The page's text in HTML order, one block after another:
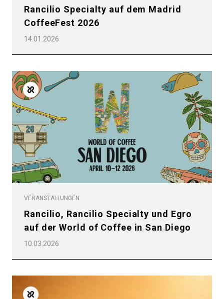
Rancilio Specialty auf dem Madrid
CoffeeFest 2026
14.01.2026
VERANSTALTUNGEN
Rancilio, Rancilio Specialty und Egro
auf der World of Coffee in San Diego
10.03.2026